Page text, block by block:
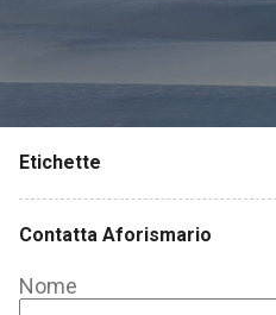
Etichette
Contatta Aforismario
Nome